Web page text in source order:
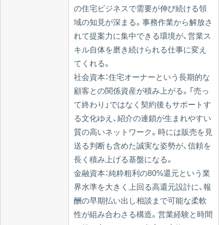
の住宅ビジネスで需要が伸び続ける領
域の知見が深まる。事務作業から解放さ
れて提案力に集中できる環境が、営業ス
キル自体を磨き続けられる仕事に変え
てくれる。
社会資本：住宅オーナーという長期的な
顧客との関係資産が積み上がる。「売っ
て終わり」ではなく契約後もサポートす
る文化ゆえ、紹介の連鎖が生まれやすい
質の高いネットワーク。時には販売を見
送る判断も含めた誠実な姿勢が、信頼を
長く積み上げる基盤になる。
金融資本：純粋粗利の80%還元という業
界水準を大きく上回る高還元設計に、報
酬の早期払い出し相談まで可能な柔軟
性が組み合わさる構造。営業経験と時間